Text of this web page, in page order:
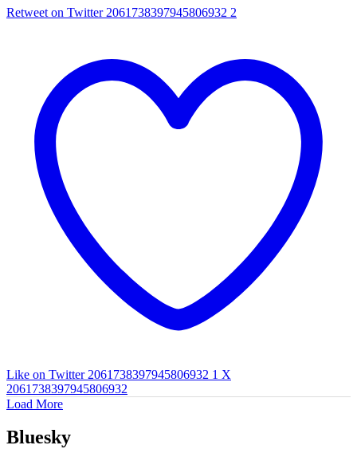
Retweet on Twitter 2061738397945806932 2
Like on Twitter 2061738397945806932 1 X
2061738397945806932
Load More
Bluesky